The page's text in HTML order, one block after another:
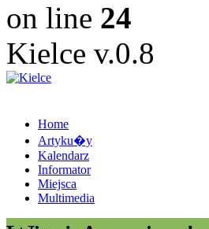
on line 24
Kielce v.0.8
Home
Artyku�y
Kalendarz
Informator
Miejsca
Multimedia